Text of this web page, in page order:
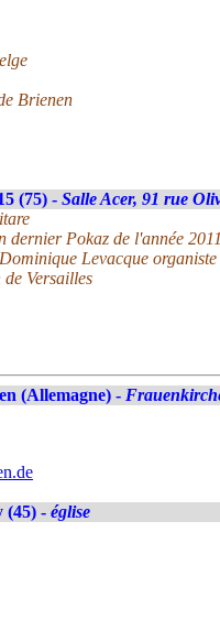
Brienen
(75) - Salle Acer, 91 rue
dernier Pokaz de l'année
Levacque
Versailles
(Allemagne) -
(45) - église